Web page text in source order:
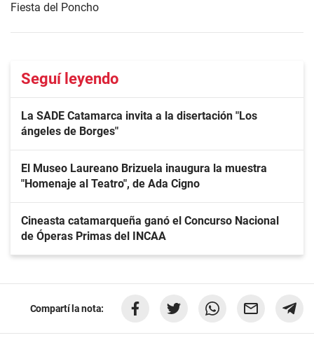
Fiesta del Poncho
Seguí leyendo
La SADE Catamarca invita a la disertación "Los
ángeles de Borges"
El Museo Laureano Brizuela inaugura la muestra
"Homenaje al Teatro", de Ada Cigno
Cineasta catamarqueña ganó el Concurso Nacional
de Óperas Primas del INCAA
Compartí la nota: